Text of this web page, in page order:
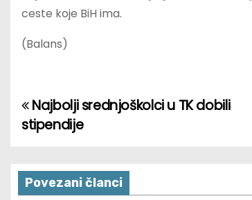
ceste koje BiH ima.
(Balans)
P
s
Najbolji srednjoškolci u TK dobili
stipendije
Povezani članci